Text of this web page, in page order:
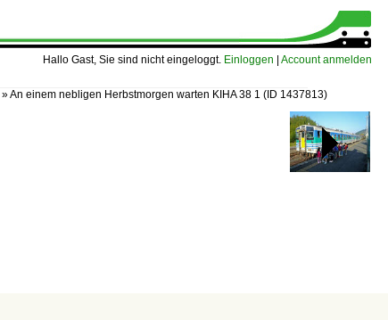
Hallo Gast, Sie sind nicht eingeloggt. Einloggen Account anmelden
»An einem nebligen Herbstmorgen warten KIHA 38 1 (ID 1437813)